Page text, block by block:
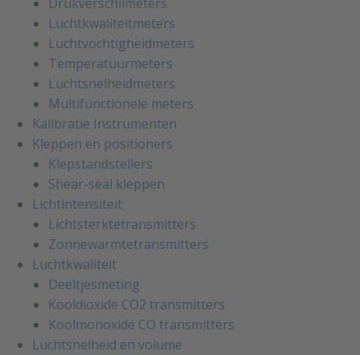
Luchtkwaliteitmeters
Luchtvochtigheidmeters
Temperatuurmeters
Luchtsnelheidmeters
Multifunctionele meters
Kalibratie Instrumenten
Kleppen en positioners
Klepstandstellers
Shear-seal kleppen
Lichtintensiteit
Lichtsterktetransmitters
Zonnewarmtetransmitters
Luchtkwaliteit
Deeltjesmeting
Kooldioxide CO2 transmitters
Koolmonoxide CO transmitters
Luchtsnelheid en volume